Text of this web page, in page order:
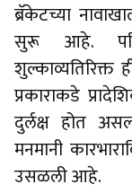
ब्रॅकेटच्या
सुरू आहे.
प्रकाराकडे
दुर्लक्ष होत
मनमानी
उसळली आहे.